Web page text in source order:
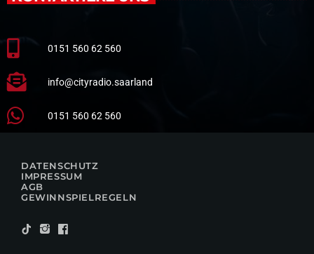
0151 560 62 560
info@cityradio.saarland
0151 560 62 560
DATENSCHUTZ
IMPRESSUM
AGB
GEWINNSPIELREGELN